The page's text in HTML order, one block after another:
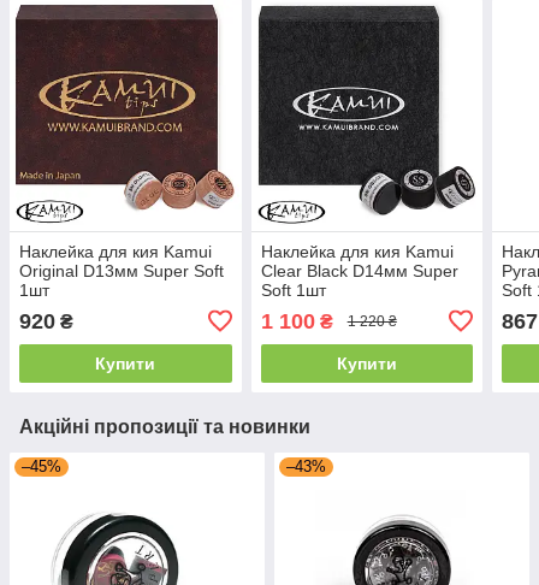
Наклейка для кия Kamui
Original D13мм Super Soft
1шт
920 ₴
Купити
Наклейка для кия Kamui
Clear Black D14мм Super
Soft 1шт
1 100₴ 1 220 ₴
Купити
Soft
867
Акційні пропозиції та новинки
–45% –43%